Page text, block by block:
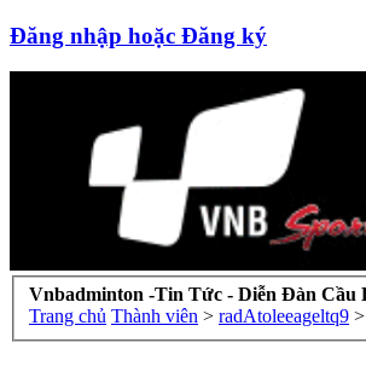
Đăng nhập hoặc Đăng ký
Vnbadminton -Tin Tức - Diễn Đàn Cầu
Trang chủ Thành viên > radAtoleeageltq9 >